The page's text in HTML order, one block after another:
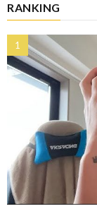
RANKING